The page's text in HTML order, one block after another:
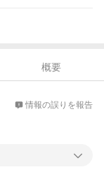
概要
情報の誤りを報告